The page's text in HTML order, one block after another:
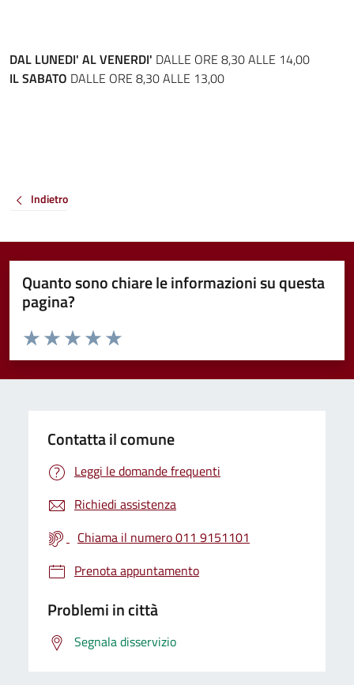
DAL LUNEDI' AL VENERDI' DALLE ORE 8,30 ALLE 14,00
IL SABATO DALLE ORE 8,30 ALLE 13,00
Indietro
Quanto sono chiare le informazioni su questa
pagina?
Valuta da 1 a 5 stelle la pagina
Valuta 5 stelle su 5
Valuta 4 stelle su 5
Valuta 3 stelle su 5
Valuta 2 stelle su 5
Valuta 1 stelle su 5
Contatta il comune
Leggi le domande frequenti
Richiedi assistenza
Chiama il numero 011 9151101
Prenota appuntamento
Problemi in città
Segnala disservizio